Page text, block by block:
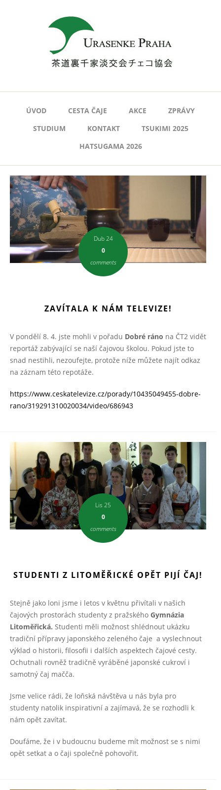
ÚVOD CESTA ČAJE AKCE
ZPRÁVY
STUDIUM
KONTAKT
TSUKIMI 2025
HATSUGAMA 2026
Dub 24
0
comments
ZAVÍTALA K NÁM TELEVIZE!
V pondělí 8. 4. jste mohli v pořadu Dobré ráno na ČT2 vidět
reportáž zabývající se naší čajovou školou. Pokud jste to
snad nestihli, nezoufejte, protože níže můžete najít odkaz
na záznam této repotáže.
https://www.ceskatelevize.cz/porady/10435049455-dobre-
rano/319291310020034/video/686943
Lis 25
0
comments
STUDENTI Z LITOMĚŘICKÉ OPĚT PIJÍ ČAJ!
Stejně jako loni jsme i letos v květnu přivítali v našich
čajových prostorách studenty z pražského Gymnázia
Litoměřická. Studenti měli možnost shlédnout ukázku
tradiční přípravy japonského zeleného čaje a vyslechnout
výklad o historii, filosofii i dalších aspektech čajové cesty.
Ochutnali rovněž tradičně vyráběné japonské cukroví i
samotný čaj mačča.
Jsme velice rádi, že loňská návštěva u nás byla pro
studenty natolik inspirativní a zajímavá, že se rozhodli k
nám opět zavítat.
Doufáme, že i v budoucnu budeme mít možnost se s nimi
opět setkat a o čaji společně pohovořit.